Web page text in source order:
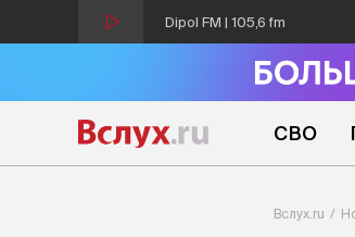
Dipol FM | 105,6 fm
СВО
Вслух.ru